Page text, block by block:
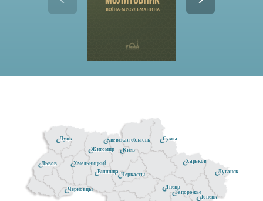
Черкассы
Черновцы
Сумы
Луганск
Донецк
Киев
Днепр
Киевская область
Запорожье
Житомир
Винница
Хмельницкий
Луцк
Львов Харьков